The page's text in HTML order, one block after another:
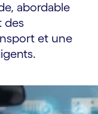
abordable
des
et une